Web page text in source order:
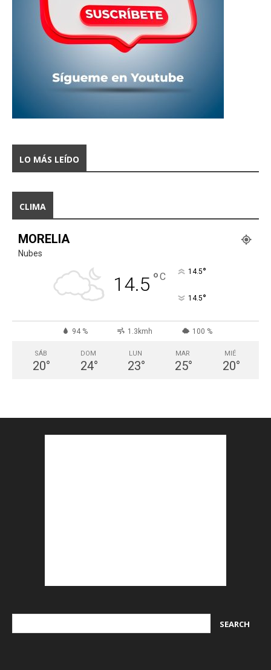
LO MÁS LEÍDO
CLIMA
MORELIA
Nubes
14.5 °C 14.5°
14.5°
94 % 1.3kmh 100 %
SÁB
20°
DOM
24°
LUN
23°
MAR
25°
MIÉ
20°